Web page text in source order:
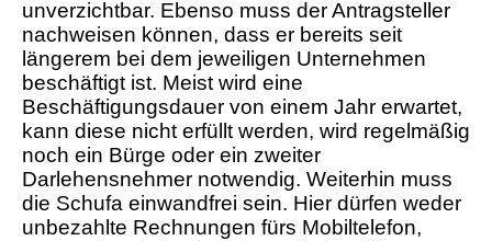
unverzichtbar. Ebenso muss der Antragsteller
nachweisen können, dass er bereits seit
längerem bei dem jeweiligen Unternehmen
beschäftigt ist. Meist wird eine
Beschäftigungsdauer von einem Jahr erwartet,
kann diese nicht erfüllt werden, wird regelmäßig
noch ein Bürge oder ein zweiter
Darlehensnehmer notwendig. Weiterhin muss
die Schufa einwandfrei sein. Hier dürfen weder
unbezahlte Rechnungen fürs Mobiltelefon,